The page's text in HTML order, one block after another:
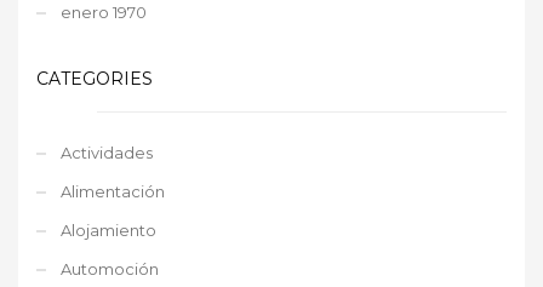
enero 1970
CATEGORIES
Actividades
Alimentación
Alojamiento
Automoción